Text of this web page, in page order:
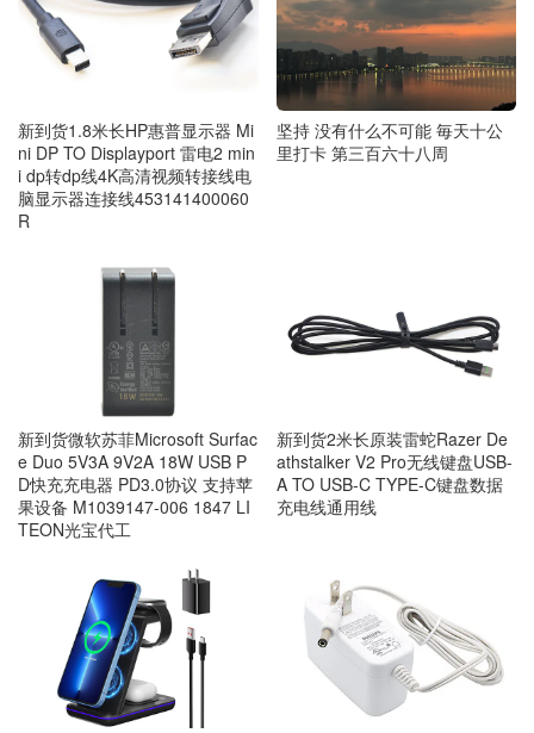
新到货1.8米长HP惠普显示器 Mi
ni DP TO Displayport 雷电2 min
i dp转dp线4K高清视频转接线电
脑显示器连接线453141400060
R
坚持 没有什么不可能 毎天十公
里打卡 第三百六十八周
新到货微软苏菲Microsoft Surfac
e Duo 5V3A 9V2A 18W USB P
D快充充电器 PD3.0协议 支持苹
果设备 M1039147-006 1847 LI
TEON光宝代工
新到货2米长原装雷蛇Razer De
athstalker V2 Pro无线键盘USB-
A TO USB-C TYPE-C键盘数据
充电线通用线